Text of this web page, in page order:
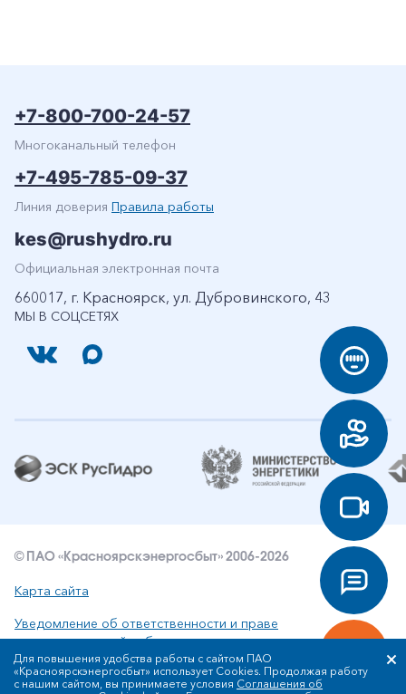
МЫ В СОЦСЕТЯХ
+7-800-700-24-57
Многоканальный телефон
+7-495-785-09-37
Линия доверия Правила работы
kes@rushydro.ru
Официальная электронная почта
660017, г. Красноярск, ул. Дубровинского, 43
© ПАО «Красноярскэнергосбыт» 2006-2026
Карта сайта
Уведомление об ответственности и праве
интеллектуальной собственности
Политика ПАО «Красноярскэнергосбыт» в отношении
Для повышения удобства работы с сайтом ПАО
«Красноярскэнергосбыт» использует Cookies. Продолжая работу
с нашим сайтом, вы принимаете условия Соглашения об